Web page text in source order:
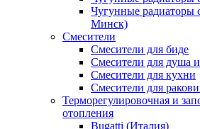
Чугунные радиаторы
Минск)
Смесители
Смесители для биде
Смесители для душа
Смесители для кухни
Смесители для
Терморегулировочная и
отопления
Bugatti (Италия)